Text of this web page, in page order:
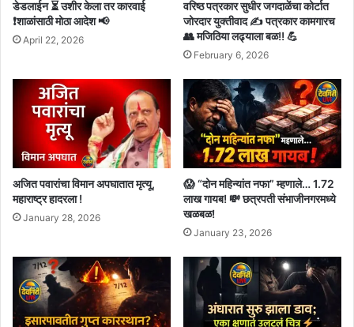
डेडलाईन ⏳ उशीर केला तर कारवाई
❗शाळांसाठी मोठा आदेश 📢
April 22, 2026
वरिष्ठ पत्रकार सुधीर जगदाळेंचा कोर्टात
जोरदार युक्तीवाद ✍️ पत्रकार कामगारच
👥 मजिठिया लढ्याला बळ!! 💪
February 6, 2026
अजित पवारांचा विमान अपघातात मृत्यू,
महाराष्ट्र हादरला !
January 28, 2026
😱 “दोन महिन्यांत नफा” म्हणाले… 1.72
लाख गायब! 💸 छत्रपती संभाजीनगरमध्ये
खळबळ!
January 23, 2026